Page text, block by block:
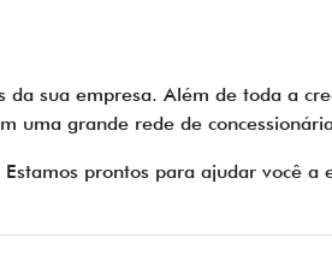
sua empresa. Além de toda a
uma grande rede de
prontos para ajudar você a